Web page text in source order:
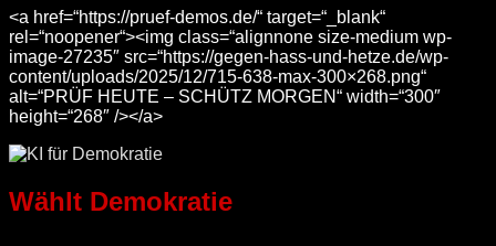
<a href=“https://pruef-demos.de/“ target=“_blank“
rel=“noopener“><img class=“alignnone size-medium wp-
image-27235″ src=“https://gegen-hass-und-hetze.de/wp-
content/uploads/2025/12/715-638-max-300×268.png“
alt=“PRÜF HEUTE – SCHÜTZ MORGEN“ width=“300″
height=“268″ /></a>
Wählt Demokratie